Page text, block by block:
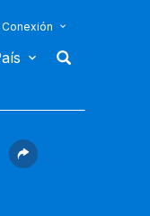
Conexión